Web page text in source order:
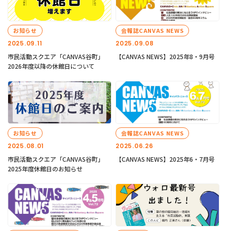
2025.09.11
お知らせ
市民活動スクエア「CANVAS谷町」
2026年度以降の休館日について
2025.09.08
会報誌CANVAS NEWS
【CANVAS NEWS】2025年8・9月号
2025.08.01
お知らせ
市民活動スクエア「CANVAS谷町」
2025年度休館日のお知らせ
2025.06.26
会報誌CANVAS NEWS
【CANVAS NEWS】2025年6・7月号